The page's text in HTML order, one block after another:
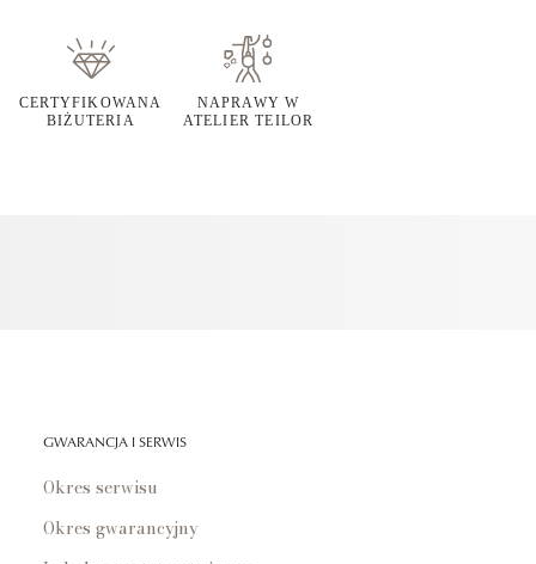
CERTYFIKOWANA
BIŻUTERIA
NAPRAWY W
ATELIER TEILOR
GWARANCJA I SERWIS
Okres serwisu
Okres gwarancyjny